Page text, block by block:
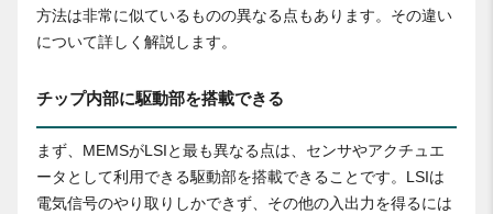
方法は非常に似ているものの異なる点もあります。その違い
について詳しく解説します。
チップ内部に駆動部を搭載できる
まず、MEMSがLSIと最も異なる点は、センサやアクチュエ
ータとして利用できる駆動部を搭載できることです。LSIは
電気信号のやり取りしかできず、その他の入出力を得るには